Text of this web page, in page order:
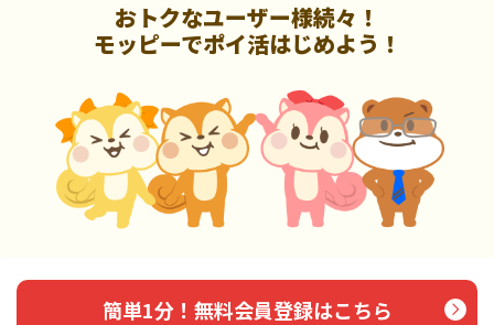
おトクなユーザー様続々！
モッピーでポイ活はじめよう！
簡単1分！無料会員登録はこちら